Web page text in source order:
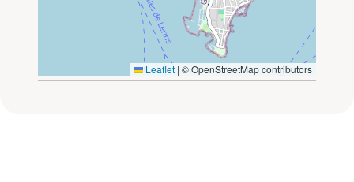
Leaflet | © OpenStreetMap contributors